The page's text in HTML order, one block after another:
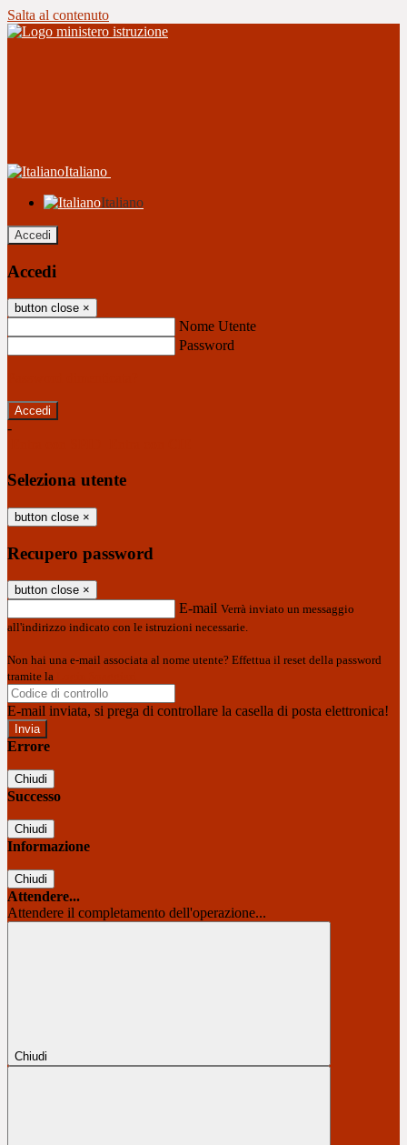
Salta al contenuto
Italiano
Italiano
Accedi
Accedi
button close ×
Nome Utente
Password
-
Seleziona utente
button close ×
Recupero password
button close ×
E-mail Verrà inviato un messaggio
all'indirizzo indicato con le istruzioni necessarie.
Non hai una e-mail associata al nome utente? Effettua il reset della password
tramite la
E-mail inviata, si prega di controllare la casella di posta elettronica!
Errore
Chiudi
Successo
Chiudi
Informazione
Chiudi
Attendere...
Attendere il completamento dell'operazione...
Chiudi